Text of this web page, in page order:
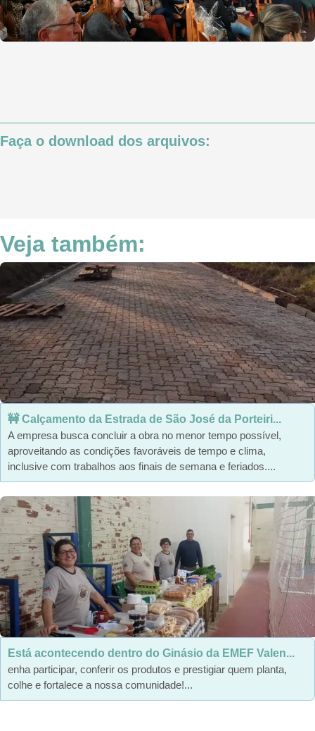
Faça o download dos arquivos:
Veja também:
🚧 Calçamento da Estrada de São José da Porteiri...
A empresa busca concluir a obra no menor tempo possível,
aproveitando as condições favoráveis de tempo e clima,
inclusive com trabalhos aos finais de semana e feriados....
Está acontecendo dentro do Ginásio da EMEF Valen...
enha participar, conferir os produtos e prestigiar quem planta,
colhe e fortalece a nossa comunidade!...